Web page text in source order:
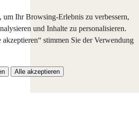
Ihr Browsing-Erlebnis zu verbessern,
und Inhalte zu personalisieren.
stimmen Sie der Verwendung
Alle akzeptieren